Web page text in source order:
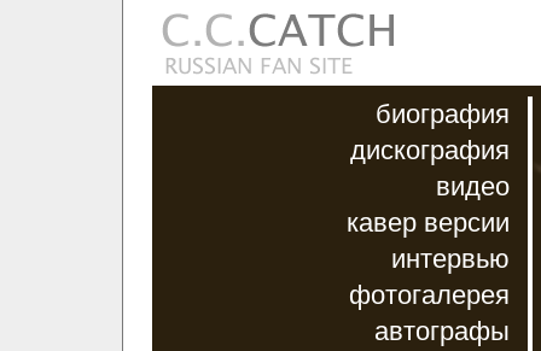
биография
дискография
видео
кавер версии
интервью
фотогалерея
автографы